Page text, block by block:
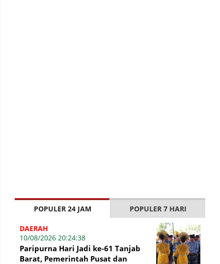
POPULER 24 JAM POPULER 7 HARI
DAERAH
10/08/2026 20:24:38
Paripurna Hari Jadi ke-61 Tanjab
Barat, Pemerintah Pusat dan